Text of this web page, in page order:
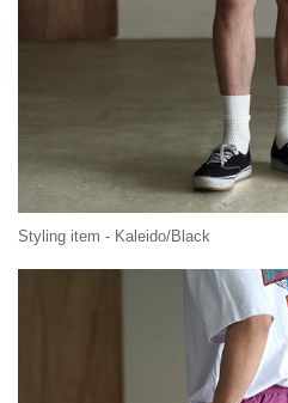
Styling item - Kaleido/Black